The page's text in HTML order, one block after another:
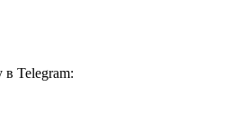
в Telegram: